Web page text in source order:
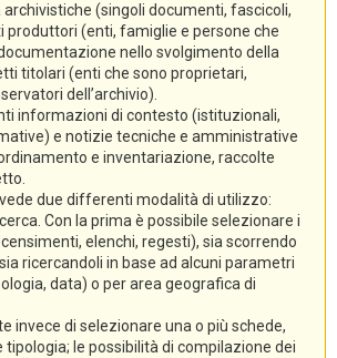
archivistiche (singoli documenti, fascicoli,
produttori (enti, famiglie e persone che
nello svolgimento della
titolari (enti che sono proprietari,
dell’archivio).
informazioni di contesto (istituzionali,
e notizie tecniche e amministrative
e inventariazione, raccolte
due differenti modalità di utilizzo:
Con la prima è possibile selezionare i
elenchi, regesti), sia scorrendo
ricercandoli in base ad alcuni parametri
data) o per area geografica di
invece di selezionare una o più schede,
le possibilità di compilazione dei